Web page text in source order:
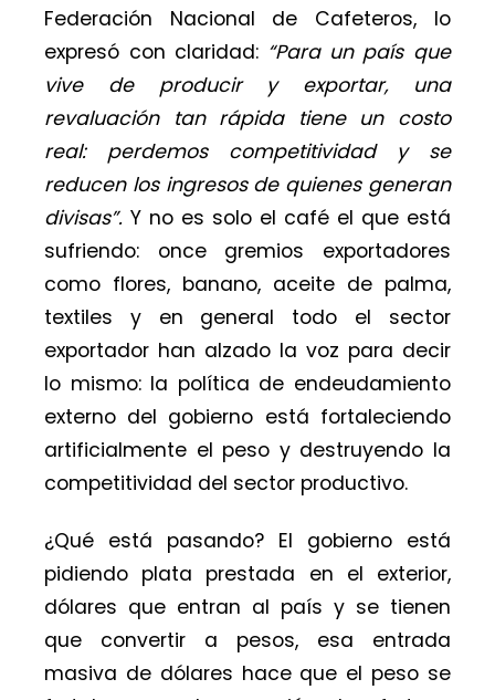
Federación Nacional de Cafeteros, lo
expresó con claridad: “Para un país que
vive de producir y exportar, una
revaluación tan rápida tiene un costo
real: perdemos competitividad y se
reducen los ingresos de quienes generan
divisas”. Y no es solo el café el que está
sufriendo: once gremios exportadores
como flores, banano, aceite de palma,
textiles y en general todo el sector
exportador han alzado la voz para decir
lo mismo: la política de endeudamiento
externo del gobierno está fortaleciendo
artificialmente el peso y destruyendo la
competitividad del sector productivo.
¿Qué está pasando? El gobierno está
pidiendo plata prestada en el exterior,
dólares que entran al país y se tienen
que convertir a pesos, esa entrada
masiva de dólares hace que el peso se